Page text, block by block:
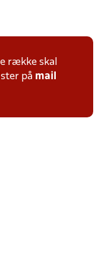
række skal
på mail